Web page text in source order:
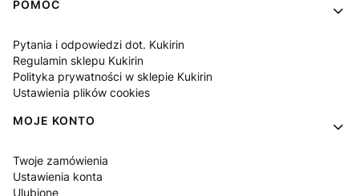
POMOC
Pytania i odpowiedzi dot. Kukirin
Regulamin sklepu Kukirin
Polityka prywatności w sklepie Kukirin
Ustawienia plików cookies
MOJE KONTO
Twoje zamówienia
Ustawienia konta
Ulubione